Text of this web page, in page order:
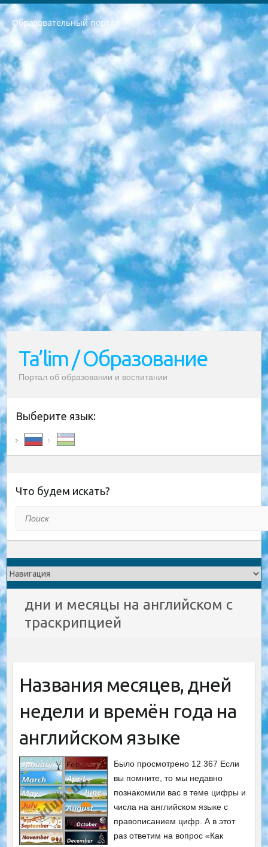
Образовательный портал
РЕСПУБЛИКА УЗБЕКИСТАН МИНИСТРЕРСТВО ДОШКОЛЬНОГО И ШКОЛЬНОГО ОБРАЗОВАНИЯ КОМАНДА в общеобразовательных учреждениях в 2023-2024 учебном году организация и проведение итоговой государственной аттестации обучающихся о Министра дошкольного и школьного образования Республики Узбекистан от 4 марта 2008 года (постановлением Минюста от 20 марта 2008 года № 1778 государственной регистрации) «Итоговое состояние учащихся общего среднего образования на основании положения об утверждении положения об аттестации общего среднего образования выпускной экзамен студентов в образовательных учреждениях в 2023-2024 учебном году В целях организации и прохождения аттестации приказываю: 1. Следующее: перечень предметов, по которым будет проводиться итоговая государственная аттестация и экзамен формы перевода согласно приложению 1; сертификаты международного образца, оценивающие уровень владения иностранными языками перечень согласно приложению 2; 2. Педагогический при специализированных образовательных учреждениях. научно-практический центр квалификации и международной оценки (Д.Давидова) 2024 г. До 25 марта: задания по предметам, по которым будет проводиться итоговая аттестация разработка и утверждение технических условий; итоговая аттестация на основании разработанного предметного задания разработка вопросов по предметам (устно и письменно), экзамен передача; общеобразовательные средние школы и специальные учебные заведения учащиеся выпускных классов школ и интернатов в агентской системе подготовка базы данных экзаменационных материалов и критериев оценки; перевод базы экзаменационных материалов на все языки обучения подать в Республиканский образовательный центр для изготовления; варианты экзаменов на основе разработанных контрольных материалов пусть будут поставлены задачи формирования. 3. Республиканский образовательный центр (Ш.Худайкулов) до 5 апреля 2024 года. до: база данных предоставленных экзаменационных материалов на все языки обучения перевод и экспертиза; для слепых, слабовидящих, глухих, слабослышащих и умственно отсталых детей учащиеся выпускных классов специализированных школ и школ-интернатов база данных экзаменационных материалов на всех преподаваемых языках подготовка критериев оценки; специализированные школы для умственно отсталых детей и технологии для учащихся выпускных классов школ-интернатов разработка соответствующих рекомендаций и критериев проведения ЕГЭ по естествознанию давать задания. 4. Педагогический при специализированных образовательных учреждениях. Научно-практический центр навыков и международной оценки (Д.Давидова), Республика образовательный центр (Худайкулов Ш.) итоговый государственный аттестационный экзамен ориентирован на творческое и логическое мышление при подготовке базы материалов учитывать введение заданий. 5. Следует отметить, что: сертификат государственного образца о знании общеобразовательного предмета и как минимум национальный уровень B1 по предметам на иностранных языках, указанным в Приложении 2. или международно признанный сертификат эквивалентного уровня студенты, изучающие определенный предмет, освобождаются от экзамена; по соответствующим предметам запланирована итоговая государственная аттестация за день до дня, путем жеребьевки Рабочей группой (в письменной форме по предметам, проводимым в форме) из числа сформированных вариантов выбрано 2 варианта; 2 выбранных варианта экзамена анонсированы на официальном сайте министерства и все выпускники по всей стране на основе этих вариантов проводит итоговую государственную аттестацию. 6. Государственное образование учащихся средних общеобразовательных учреждений. знания в соответствии с квалификационными требованиями, которые необходимо приобрести на основании стандартов итоговый (выпускной) контроль для 9 и 11 классов в целях тестирования Экзамены (далее – экзамены) состоят из предметов, перечисленных в приложении 1. будет сделано. 7. Экзамены пройдут с 26 мая по 15 июня 2024 г. (кроме науки физического воспитания). 8. Физическая для учащихся 9 классов общесредних образовательных учреждений. Экзамены по предмету «Образование, квалификация медицина» 1-6 мая 2024 года. сотрудники перевести под присмотр (с отклонениями в физическом или умственном развитии) специализированная школа для детей, школы-интернаты и со сколиозом школы-интернаты санаторного типа для больных детей исключены). 9. Он был слепым, слабовидящим и имел нарушения опорно-двигательного аппарата. экзамены в специализированных школах и интернатах для детей должны проводиться исходя из требований, предъявляемых к общеобразовательным учреждениям (физкультура кроме науки). 10. Специализированная школа для глухих и слабослышащих детей. и экзамены в интернатах и быть реализован в виде письменного теста по математике. 11. Специальность для умственно отсталых детей. Для 9 класса Родной язык и литературное письмо Государственный язык (язык обучения – узбекский). для неклассов) написано Математическое письмо Письменная/устная история Узбекистана Физическое воспитание практично Итоговый контроль Для 11 класса Написание родного языка и литературы (эссе) Математическое письмо Узбекский язык (обучение на узбекском языке) не посещающее общее среднее образование для учреждений)/Образовательное учреждение выбор письменный и устный Иностранный язык письменный/устный Письменная/устная история Узбекистана *По выбору студента:  Химия  Физика  Основы государственного права  География 10 бесплатных образовательных ресурсов - Мы составили подборку онлайн-проектов с интерактивными упражнениями, видеолекциями и статьями. Они помогут вам обрести новые и освежить старые знания бесплатно. 1. «ИНТУИТ» Старейшая образовательная площадка Рунета. Здесь вы найдёте сотни текстовых и видеокурсов на десятки различных тем — от программирования до психологии. Многие курсы подготовлены российскими университетами и крупными международными компаниями вроде Intel и Microsoft. Самостоятельное обучение бесплатное, но желающие могут оплатить услуги персональных наставников. 2. «Смартия» знакомит с актуальными профессиями и подсказывает, как им обучаться. Выбрав заинтересовавшую вас специальность — SMM-специалист, фотограф, веб-дизайнер или другую, — увидите список необходимых для неё умений. Чтобы вы могли освоить их самостоятельно, для каждого умения площадка отображает подборку ссылок на учебные материалы. Хотя «Смартия» ориентируется на русскоязычную аудиторию, часть контента всё же доступна только на английском. 3. «Лекторий Физтеха» Проект Московского физико-технического института (Физтеха). С его помощью вы можете смотреть онлайн серии лекций, записанные на видео в этом вузе. В числе доступных предметов — физика, биология, химия, информационные технологии и другие. К некоторым лекциям администрация ресурса прилагает готовые конспекты, которые можно скачивать в PDF-формате. 4. ITMOcourses Онлайн-площадка Санкт-Петербургского национального исследовательского университета информационных технологий, механики и оптики (ИТМО). Ресурс предоставляет свободный доступ к курсам, разработанным в этом вузе. Каталог материалов разбит на четыре категории: «Оптические системы и технологии», «Приборостроение и робототехника», «Информационные технологии» и «Биотехнологии». Курсы состоят из видеолекций, интерактивных демонстраций и заданий. 5. «КиберЛенинка» Электронная научная библиотека открытого доступа. Каталог площадки регулярно обрастает текстами статей из различных научных изданий. Сгруппированные по журналам и рубрикам публикации можно читать онлайн или скачивать целиком в PDF-формате. Проект нацелен на популяризацию науки за счёт открытого доступа к качественной информации. 6. «ПостНаука» На этом ресурсе публикуют подборки видеолекций, составленные экспертами из разных отраслей и объединённые общими темами. Среди них, к примеру, есть серии «Биоинформатика и геномика», «Культура средневековой Скандинавии» и Cinema Studies о теории кино. Каждая подборка лекций — логически связанная история, рассказанная экспертом от первого лица. Кроме того, на сайте появляются научно-образовательные статьи и тесты на разные темы. 7. «Newочём» Команда проекта «Newочём» отбирает самые интересные тексты из англоязычных СМИ и переводит те из них, за которые голосуют участники сообщества «ВКонтакте». По большей части это научно-популярные статьи. Редакторы придумывают лишь заголовки, в остальном содержание переводов соответствует оригиналам. Полные тексты можно читать прямо в социальной сети. 8. InternetUrok Онлайн-база материалов по основным дисциплинам школьной программы. Информация на сайте структурирована по классам, предметам и темам (урокам). Каждый урок состоит из видеолекций и конспектов. Есть также интерактивные тренажёры и тесты для закрепления пройденного материала. Даже если вы давно окончили школу, возможность повторить программу старших классов всегда может пригодиться. 9. Edutainme Ещё один ресурс об образовании. В отличие от Newtonew, как мне кажется, Edutainme больше ориентируется на представителей индустрии: педагогов, предпринимателей, разработчиков образовательных проектов. Но и любой, кто просто стремится к саморазвитию, найдёт на сайте много полезного и интересного для себя. Например, информацию о новых курсах и образовательных сервисах. 10. Newtonew Онлайн-медиа об образовании и обучении в широком смысле. Авторы Newtonew пишут об инструментах, заведениях, тактиках и стратегиях, которые помогают учить других и получать новые знания самостоятельно. На этой площадке вы найдёте новости, обзоры, аналитические мат
Ta’lim / Образование
Портал об образовании и воспитании
Выберите язык:
Что будем искать?
дни и месяцы на английском с
траскрипцией
Названия месяцев, дней
недели и времён года на
английском языке
Было просмотрено 12 367 Если
вы помните, то мы недавно
познакомили вас в теме цифры и
числа на английском языке с
правописанием цифр. А в этот
раз ответим на вопрос «Как